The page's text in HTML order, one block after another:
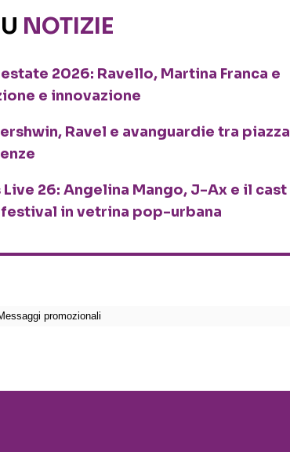
NOTIZIE
2026: Ravello, Martina Franca e
e innovazione
Ravel e avanguardie tra piazza
Live 26: Angelina Mango, J-Ax e il cast
in vetrina pop-urbana